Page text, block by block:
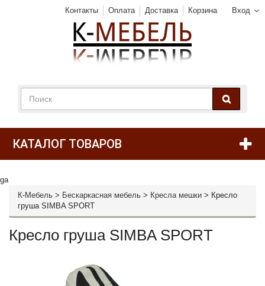
Вход
Контакты Оплата Доставка Корзина
КАТАЛОГ ТОВАРОВ
ga
К-Мебель > Бескаркасная мебель > Кресла мешки > Кресло
груша SIMBA SPORT
Кресло груша SIMBA SPORT